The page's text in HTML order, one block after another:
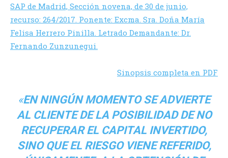
SAP de Madrid, Sección novena, de 30 de junio,
recurso: 264/2017. Ponente: Excma. Sra. Doña María
Felisa Herrero Pinilla. Letrado Demandante: Dr.
Fernando Zunzunegui.
Sinopsis completa en PDF
«EN NINGÚN MOMENTO SE ADVIERTE
AL CLIENTE DE LA POSIBILIDAD DE NO
RECUPERAR EL CAPITAL INVERTIDO,
SINO QUE EL RIESGO VIENE REFERIDO,